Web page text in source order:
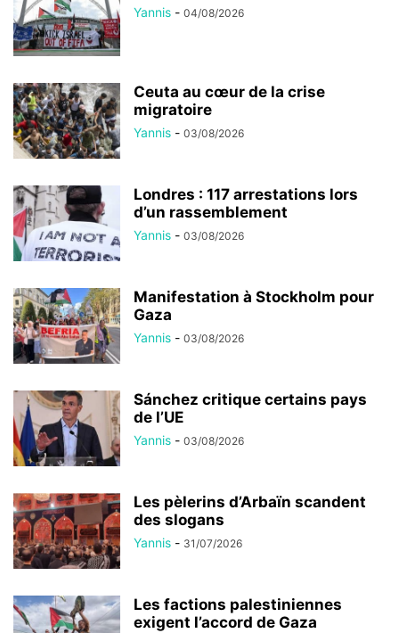
Yannis - 04/08/2026
Ceuta au cœur de la crise
migratoire
Yannis - 03/08/2026
Londres : 117 arrestations lors
d’un rassemblement
Yannis - 03/08/2026
Manifestation à Stockholm pour
Gaza
Yannis - 03/08/2026
Sánchez critique certains pays
de l’UE
Yannis - 03/08/2026
Les pèlerins d’Arbaïn scandent
des slogans
Yannis - 31/07/2026
Les factions palestiniennes
exigent l’accord de Gaza